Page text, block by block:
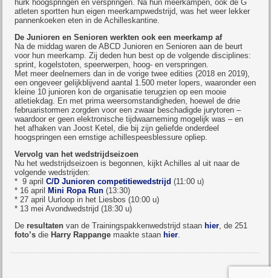
hurk hoogspringen en verspringen. Na hun meerkampen, ook de G
atleten sportten hun eigen meerkampwedstrijd, was het weer lekker
pannenkoeken eten in de Achilleskantine.
De Junioren en Senioren werkten ook een meerkamp af
Na de middag waren de ABCD Junioren en Senioren aan de beurt
voor hun meerkamp. Zij deden hun best op de volgende disciplines:
sprint, kogelstoten, speerwerpen, hoog- en verspringen.
Met meer deelnemers dan in de vorige twee edities (2018 en 2019),
een ongeveer gelijkblijvend aantal 1.500 meter lopers, waaronder een
kleine 10 junioren kon de organisatie terugzien op een mooie
atletiekdag. En met prima weersomstandigheden, hoewel de drie
februaristormen zorgden voor een zwaar beschadigde jurytoren –
waardoor er geen elektronische tijdwaarneming mogelijk was – en
het afhaken van Joost Ketel, die bij zijn geliefde onderdeel
hoogspringen een ernstige achillespeesblessure opliep.
Vervolg van het wedstrijdseizoen
Nu het wedstrijdseizoen is begonnen, kijkt Achilles al uit naar de
volgende wedstrijden:
* 9 aprilC/D Junioren competitiewedstrijd (11:00 u)
* 16 april
Mini Ropa Run (13:30)
* 27 april Uurloop in het Liesbos (10:00 u)
* 13 mei Avondwedstrijd (18:30 u)
De resultaten van de Trainingspakkenwedstrijd staan hier, de 251
foto’s die Harry Rappange maakte staan hier.